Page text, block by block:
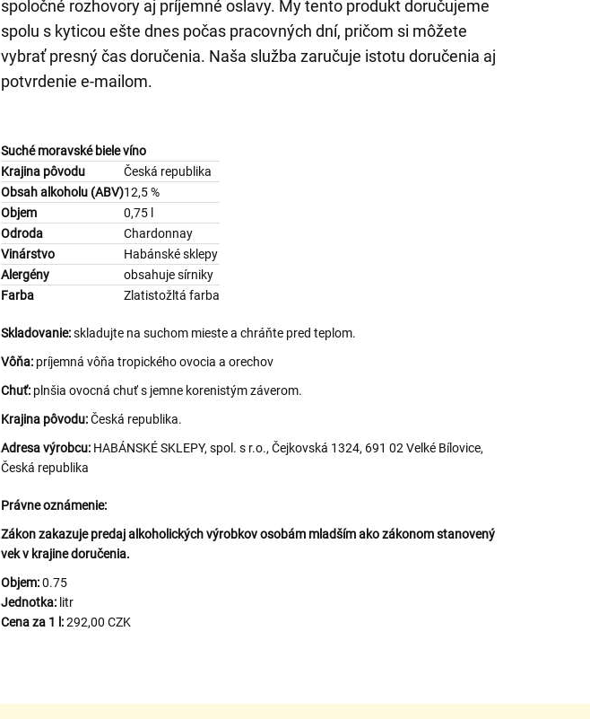
spoločné rozhovory aj príjemné oslavy. My tento produkt doručujeme
spolu s kyticou ešte dnes počas pracovných dní, pričom si môžete
vybrať presný čas doručenia. Naša služba zaručuje istotu doručenia aj
potvrdenie e-mailom.
Suché moravské biele víno
Krajina pôvodu
Česká republika
Obsah alkoholu (ABV)12,5 %
Objem
0,75 l
Odroda
Chardonnay
Vinárstvo
Habánské sklepy
Alergény
obsahuje sírniky
Farba
Zlatistožltá farba
Skladovanie:skladujte na suchom mieste a chráňte pred teplom.
Vôňa: príjemná vôňa tropického ovocia a orechov
Chuť: plnšia ovocná chuť s jemne korenistým záverom.
Krajina pôvodu:Česká republika.
Adresa výrobcu: HABÁNSKÉ SKLEPY, spol. s r.o., Čejkovská 1324, 691 02 Velké Bílovice,
Česká republika
Právne oznámenie:
Zákon zakazuje predaj alkoholických výrobkov osobám mladším ako zákonom stanovený
vek v krajine doručenia.
Objem:0.75
Jednotka: litr
Cena za 1 l:292,00 CZK